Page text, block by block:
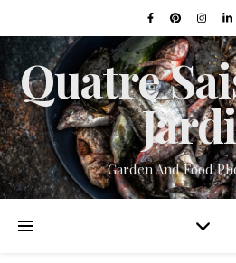
Quatre
Garden And Food